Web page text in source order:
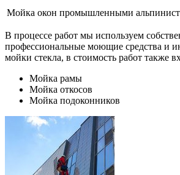
Мойка окон промышленными
В процессе работ мы используем
профессиональные моющие средства и
мойки стекла, в стоимость работ также
Мойка рамы
Мойка откосов
Мойка подоконников